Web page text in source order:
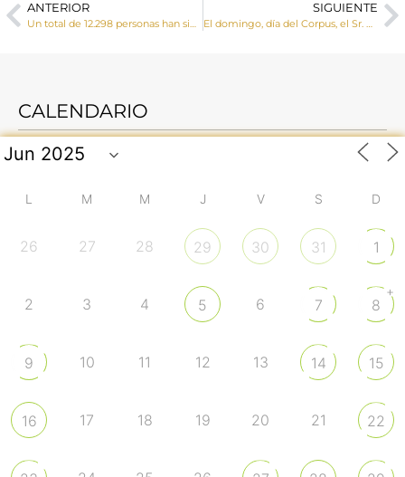
ANTERIOR
Un total de 12.298 personas han sido beneficiarias, acompañadas en Cáritas Diocesana de Cuenca durante el año 2024
SIGUIENTE
El domingo, día del Corpus, el Sr. Obispo celebrará la Santa Misa a las 18 h. en la Catedral y posteriormente saldrá el Santísimo en procesión
CALENDARIO
L M M J V S D
26 27 28 29 30 31 1
2 3 4 5 6 7 8
+
9 10 11 12 13 14 15
16 17 18 19 20 21 22